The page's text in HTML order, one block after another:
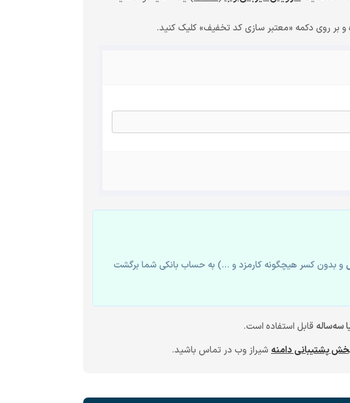
بر روی دکمه «معتبر سازی کد تخفیف» کلیک کنید.
و بدون کسر هیچگونه کارمزد و …) به حساب بانکی شما برگشت
سه‌ساله قابل استفاده است.
پشتیبانی دامنه شیراز وب در تماس باشید.